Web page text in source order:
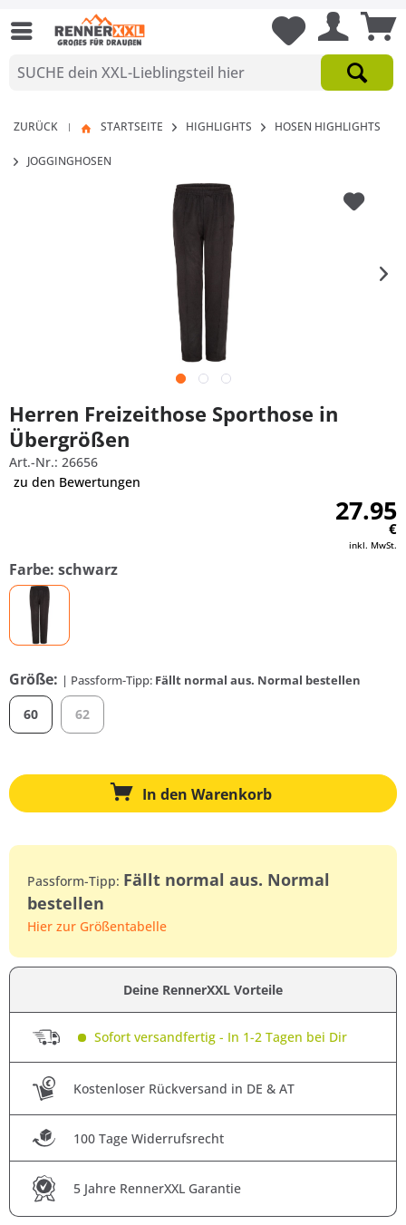
ZURÜCK | STARTSEITE HIGHLIGHTS HOSEN HIGHLIGHTS
JOGGINGHOSEN
Herren Freizeithose Sporthose in
Übergrößen
Art.-Nr.: 26656
zu den Bewertungen
27.95
€
inkl. MwSt.
Farbe: schwarz
Größe: | Passform-Tipp: Fällt normal aus. Normal bestellen
60 62
In den Warenkorb
Passform-Tipp: Fällt normal aus. Normal
bestellen
Hier zur Größentabelle
Deine RennerXXL Vorteile
Sofort versandfertig - In 1-2 Tagen bei Dir
Kostenloser Rückversand in DE & AT
100 Tage Widerrufsrecht
5 Jahre RennerXXL Garantie